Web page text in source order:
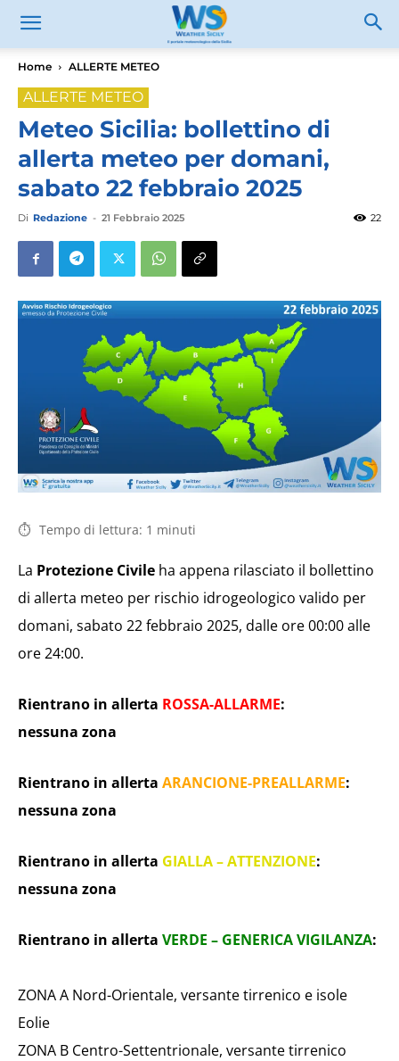
Home ALLERTE METEO
ALLERTE METEO
Meteo Sicilia: bollettino di
allerta meteo per domani,
sabato 22 febbraio 2025
Di Redazione - 21 Febbraio 2025 22
Tempo di lettura: 1 minuti
La Protezione Civile ha appena rilasciato il bollettino
di allerta meteo per rischio idrogeologico valido per
domani, sabato 22 febbraio 2025, dalle ore 00:00 alle
ore 24:00.
Rientrano in allerta ROSSA-ALLARME:
nessuna zona
Rientrano in allerta ARANCIONE-PREALLARME:
nessuna zona
Rientrano in allerta GIALLA – ATTENZIONE:
nessuna zona
Rientrano in allerta VERDE – GENERICA VIGILANZA:
ZONA A Nord-Orientale, versante tirrenico e isole
Eolie
ZONA B Centro-Settentrionale, versante tirrenico